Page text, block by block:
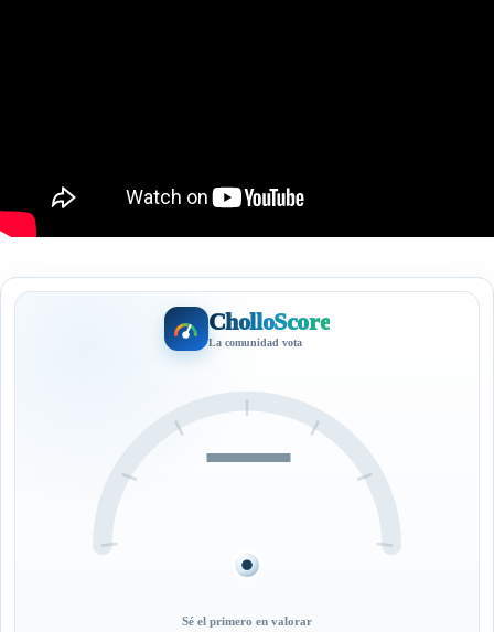
CholloScore
La comunidad vota
—
Sé el primero en valorar